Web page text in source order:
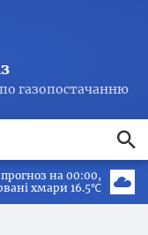
газопостачанню
прогноз на 00:00
хмари 16.5℃